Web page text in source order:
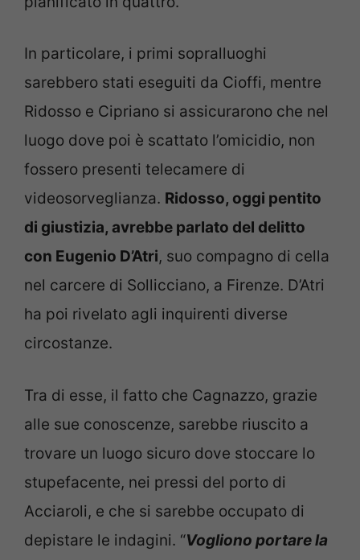
In particolare, i primi sopralluoghi
sarebbero stati eseguiti da Cioffi, mentre
Ridosso e Cipriano si assicurarono che nel
luogo dove poi è scattato l’omicidio, non
fossero presenti telecamere di
videosorveglianza. Ridosso, oggi pentito
di giustizia, avrebbe parlato del delitto
con Eugenio D’Atri, suo compagno di cella
nel carcere di Sollicciano, a Firenze. D’Atri
ha poi rivelato agli inquirenti diverse
circostanze.
Tra di esse, il fatto che Cagnazzo, grazie
alle sue conoscenze, sarebbe riuscito a
trovare un luogo sicuro dove stoccare lo
stupefacente, nei pressi del porto di
Acciaroli, e che si sarebbe occupato di
depistare le indagini. “Vogliono portare la